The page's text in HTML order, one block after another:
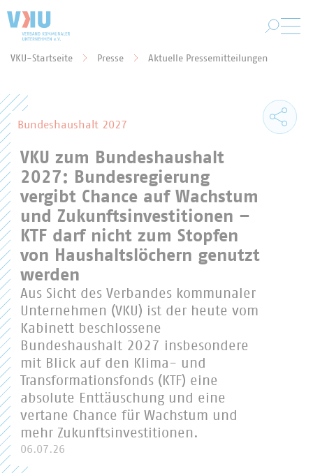
VKU-Startseite Presse Aktuelle Pressemitteilungen
Bundeshaushalt 2027
VKU zum Bundeshaushalt
2027: Bundesregierung
vergibt Chance auf Wachstum
und Zukunftsinvestitionen –
KTF darf nicht zum Stopfen
von Haushaltslöchern genutzt
werden
Aus Sicht des Verbandes kommunaler
Unternehmen (VKU) ist der heute vom
Kabinett beschlossene
Bundeshaushalt 2027 insbesondere
mit Blick auf den Klima- und
Transformationsfonds (KTF) eine
absolute Enttäuschung und eine
vertane Chance für Wachstum und
mehr Zukunftsinvestitionen.
06.07.26